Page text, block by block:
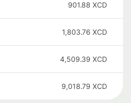
901.88 XCD
1,803.76 XCD
4,509.39 XCD
9,018.79 XCD